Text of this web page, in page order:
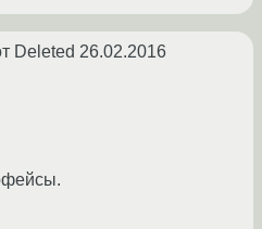
Deleted 26.02.2016